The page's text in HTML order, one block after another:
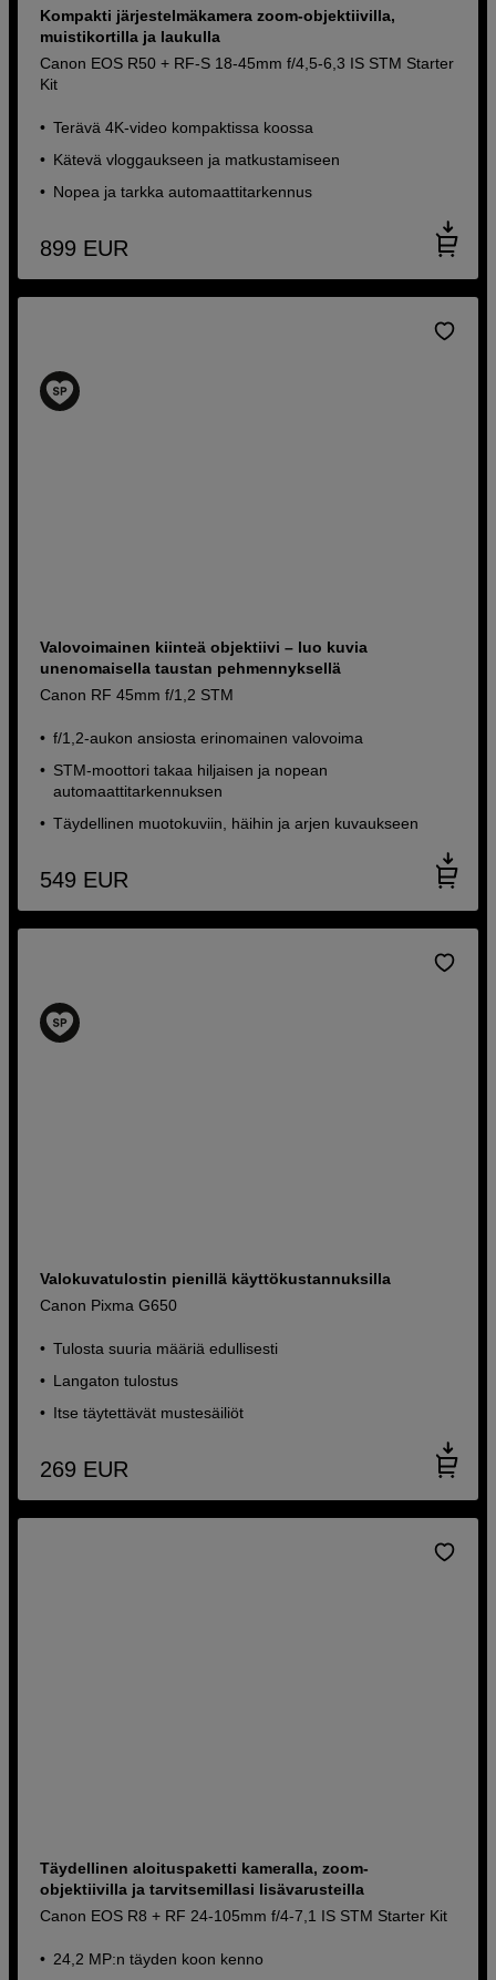
Kompakti järjestelmäkamera zoom-objektiivilla,
muistikortilla ja laukulla
Canon EOS R50 + RF-S 18-45mm f/4,5-6,3 IS STM Starter
Kit
Terävä 4K-video kompaktissa koossa
Kätevä vloggaukseen ja matkustamiseen
Nopea ja tarkka automaattitarkennus
899 EUR
Valovoimainen kiinteä objektiivi – luo kuvia
unenomaisella taustan pehmennyksellä
Canon RF 45mm f/1,2 STM
f/1,2-aukon ansiosta erinomainen valovoima
STM-moottori takaa hiljaisen ja nopean
automaattitarkennuksen
Täydellinen muotokuviin, häihin ja arjen kuvaukseen
549 EUR
Valokuvatulostin pienillä käyttökustannuksilla
Canon Pixma G650
Tulosta suuria määriä edullisesti
Langaton tulostus
Itse täytettävät mustesäiliöt
269 EUR
Täydellinen aloituspaketti kameralla, zoom-
objektiivilla ja tarvitsemillasi lisävarusteilla
Canon EOS R8 + RF 24-105mm f/4-7,1 IS STM Starter Kit
24,2 MP:n täyden koon kenno